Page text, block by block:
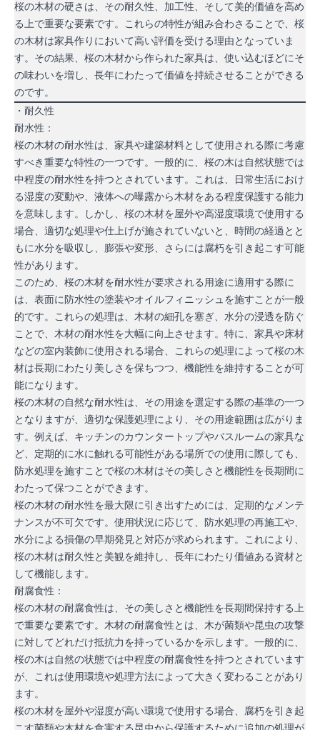
桜の木材の硬さは、その耐久性、加工性、そして美的価値を高め
る上で重要な要素です。これらの特性が組み合わさることで、桜
の木材は家具作りにおいて高い評価を受ける理由となっていま
す。その結果、桜の木材から作られた家具は、使い込むほどにそ
の味わいを増し、長年にわたって価値を持続させることができる
のです。
・耐久性
耐水性：
桜の木材の耐水性は、家具や建築材料として使用される際に考慮
すべき重要な特性の一つです。一般的に、桜の木は自然状態では
中程度の耐水性を持つとされています。これは、日常生活におけ
る湿度の変動や、液体への曝露から木材をある程度保護する能力
を意味します。しかし、桜の木材を屋外や高湿度環境で使用する
場合、適切な処理や仕上げが施されていないと、時間の経過とと
もに水分を吸収し、膨張や変形、さらには腐朽を引き起こす可能
性があります。
このため、桜の木材を耐水性が要求される用途に適用する際に
は、表面に防水性の塗装やオイルフィニッシュを施すことが一般
的です。これらの処理は、木材の細孔を塞ぎ、水分の浸透を防ぐ
ことで、木材の耐水性を大幅に向上させます。特に、家具や床材
などの室内装飾に使用される場合、これらの処理によって桜の木
材は長期にわたり美しさを保ちつつ、機能性を維持することが可
能になります。
桜の木材の自然な耐水性は、その用途を選定する際の基準の一つ
となりますが、適切な保護処理により、その用途範囲は広がりま
す。例えば、キッチンのカウンタートップやバスルームの家具な
ど、定期的に水に触れる可能性がある場所での使用に際しても、
防水処理を施すことで桜の木材はその美しさと機能性を長期間に
わたって保つことができます。
桜の木材の耐水性を最大限に引き出すためには、定期的なメンテ
ナンスが不可欠です。使用状況に応じて、防水処理の再施工や、
水分による損傷の早期発見と対応が求められます。これにより、
桜の木材は耐久性と美観を維持し、長年にわたり価値ある資材と
して機能します。
耐腐食性：
桜の木材の耐腐食性は、その美しさと機能性を長期間保持する上
で重要な要素です。木材の耐腐食性とは、木が菌類や昆虫の攻撃
に対してどれだけ抵抗力を持っているかを示します。一般的に、
桜の木は自然の状態では中程度の耐腐食性を持つとされています
が、これは使用環境や処理方法によって大きく変わることがあり
ます。
桜の木材を屋外や湿度が高い環境で使用する場合、腐朽を引き起